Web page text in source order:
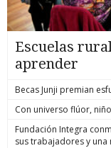
Escuelas
aprender
Becas Junji premian
Con universo flúor,
Fundación Integra
sus trabajadores y